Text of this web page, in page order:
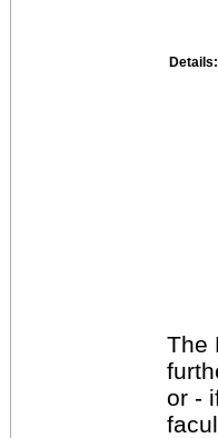
Details:
The
or -